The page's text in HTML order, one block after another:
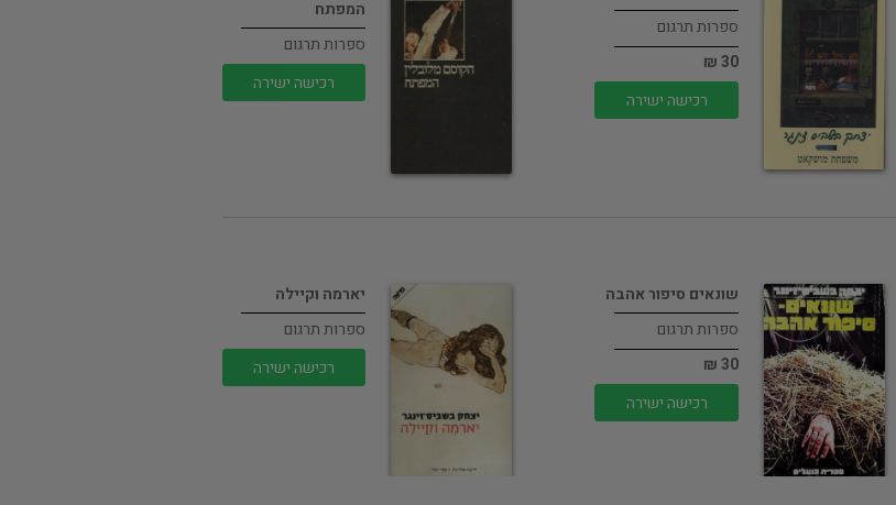
ספרות תרגום
30 ₪
רכישה ישירה
המפתח
ספרות תרגום
רכישה ישירה
שונאים סיפור אהבה
ספרות תרגום
30 ₪
רכישה ישירה
יארמה וקיילה
ספרות תרגום
רכישה ישירה